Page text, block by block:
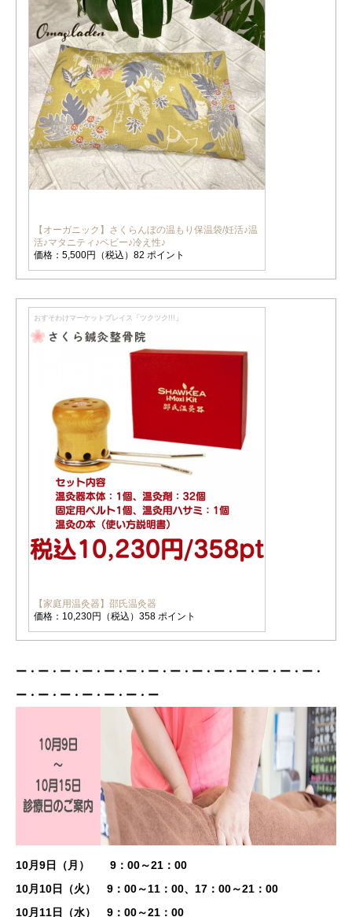
【オーガニック】さくらんぼの温もり保温袋/妊活♪温
活♪マタニティ♪ベビー♪冷え性♪
価格：5,500円（税込）82 ポイント
おすそわけマーケットプレイス「ツクツク!!!」
【家庭用温灸器】邵氏温灸器
価格：10,230円（税込）358 ポイント
ー・ー・ー・ー・ー・ー・ー・ー・ー・ー・ー・ー・ー・ー・
ー・ー・ー・ー・ー・ー・ー
10月9日（月） 9 ：00～21：00
10月10日（火） 9 ：00～11：00、17：00～21：00
10月11日（水） 9 ：00～21：00